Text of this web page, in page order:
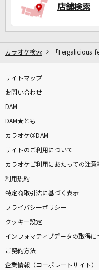
店舗検索
カラオケ検索 「Fergalicious
サイトマップ
お問い合わせ
DAM
DAM★とも
カラオケ＠DAM
サイトのご利用について
カラオケご利用にあたっての注意
利用規約
特定商取引法に基づく表示
プライバシーポリシー
クッキー設定
インフォマティブデータの取得に
ご契約方法
企業情報（コーポレートサイト）